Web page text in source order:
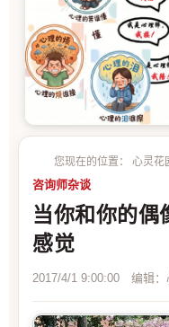
您现在的位置： 心灵花
咨询师杂谈
当你和你的偶
感觉
2017/4/1 9:00:00 编辑：